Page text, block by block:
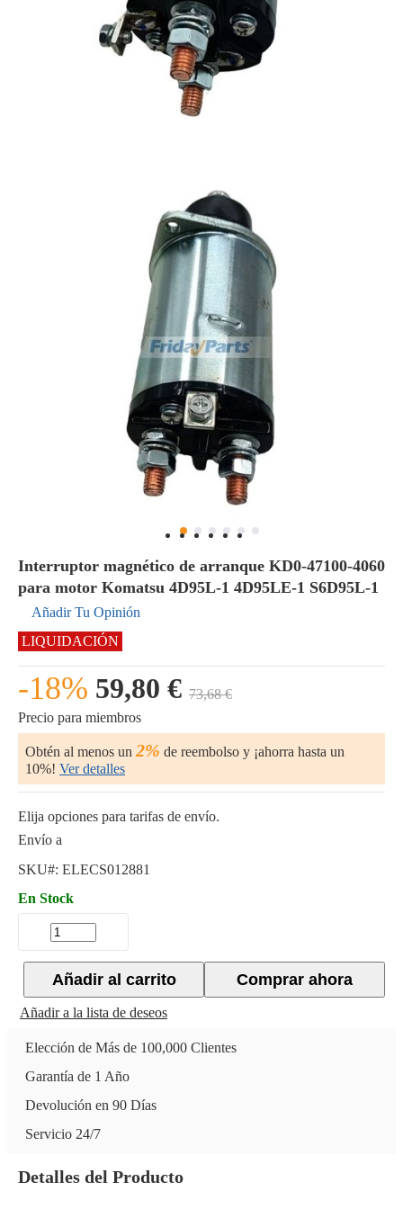
Interruptor magnético de arranque KD0-47100-4060
para motor Komatsu 4D95L-1 4D95LE-1 S6D95L-1
Añadir Tu Opinión
LIQUIDACIÓN
-18% 59,80 € 73,68 €
Precio para miembros
Obtén al menos un 2% de reembolso y ¡ahorra hasta un
10%! Ver detalles
Elija opciones para tarifas de envío.
Envío a
SKU#: ELECS012881
En Stock
Comprar ahora
Añadir al carrito
Añadir a la lista de deseos
Elección de Más de 100,000 Clientes
Garantía de 1 Año
Devolución en 90 Días
Servicio 24/7
Detalles del Producto